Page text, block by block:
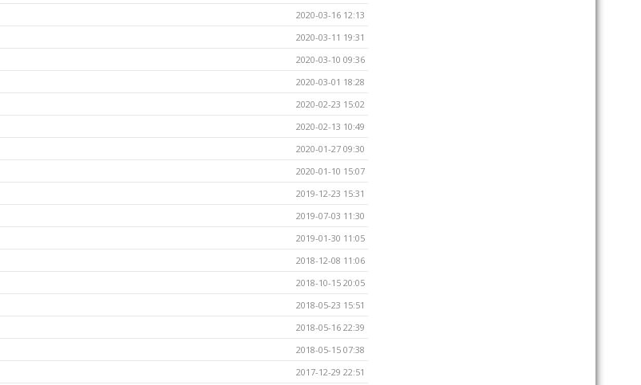
2020-03-16 12:13
2020-03-11 19:31
2020-03-10 09:36
2020-03-01 18:28
2020-02-23 15:02
2020-02-13 10:49
2020-01-27 09:30
2020-01-10 15:07
2019-12-23 15:31
2019-07-03 11:30
2019-01-30 11:05
2018-12-08 11:06
2018-10-15 20:05
2018-05-23 15:51
2018-05-16 22:39
2018-05-15 07:38
2017-12-29 22:51